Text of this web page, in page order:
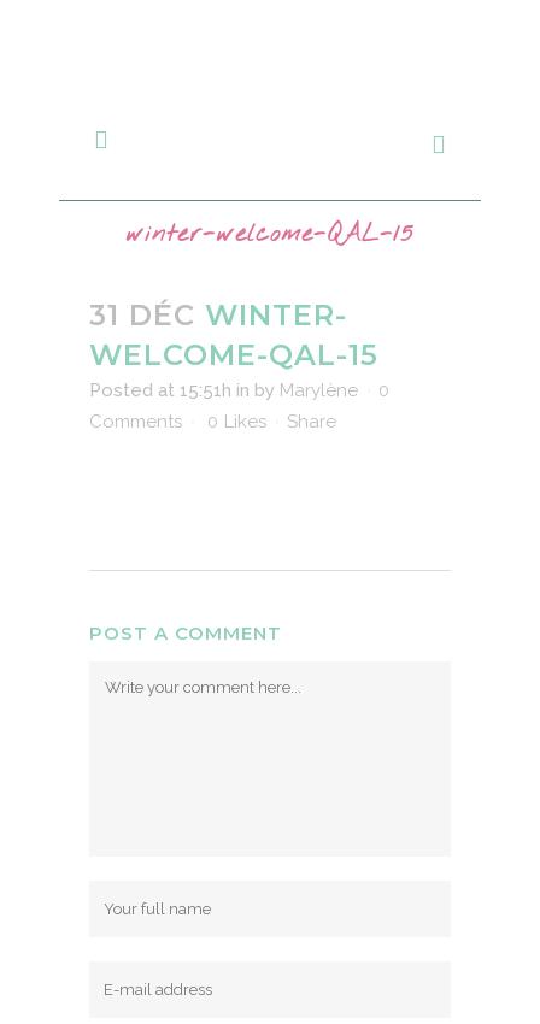
winter-welcome-QAL-15
31 DÉC WINTER-
WELCOME-QAL-15
Posted at 15:51h in by Marylène
0
Comments
0 Likes Share
POST A COMMENT